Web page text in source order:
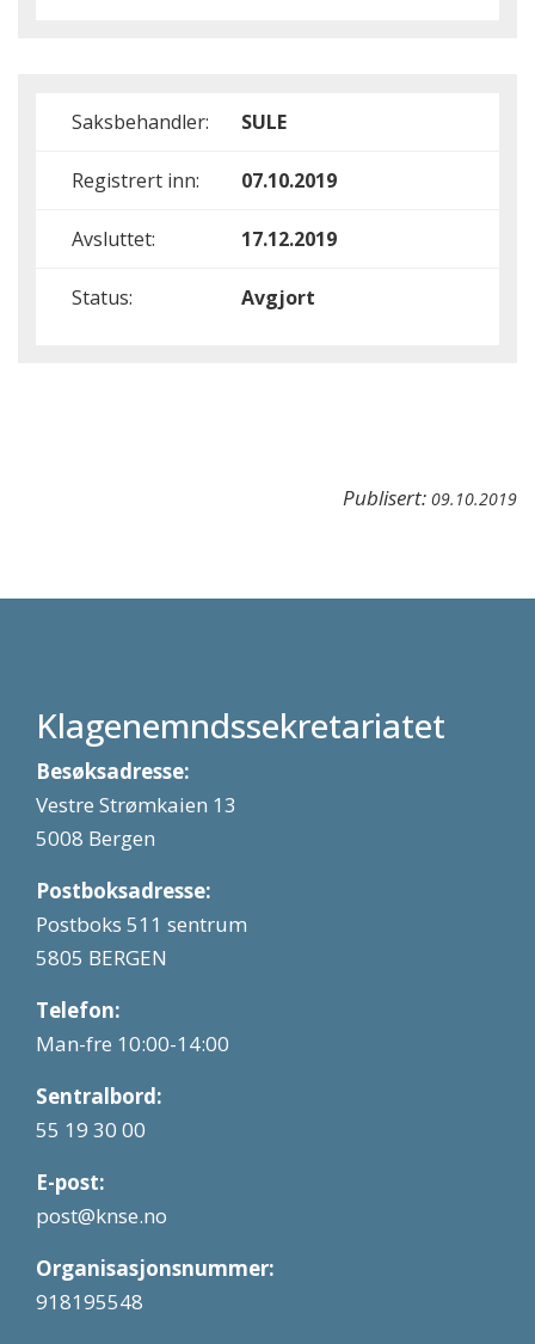
Saksbehandler: SULE
Registrert inn: 07.10.2019
Avsluttet: 17.12.2019
Status: Avgjort
Publisert: 09.10.2019
Klagenemndssekretariatet
Besøksadresse:
Vestre Strømkaien 13
5008 Bergen
Postboksadresse:
Postboks 511 sentrum
5805 BERGEN
Telefon:
Man-fre 10:00-14:00
Sentralbord:
55 19 30 00
E-post:
post@knse.no
Organisasjonsnummer:
918195548